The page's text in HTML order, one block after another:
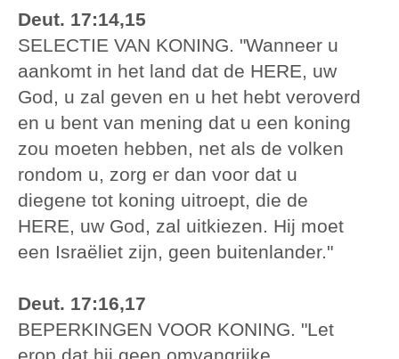
Deut. 17:14,15
SELECTIE VAN KONING. "Wanneer u
aankomt in het land dat de HERE, uw
God, u zal geven en u het hebt veroverd
en u bent van mening dat u een koning
zou moeten hebben, net als de volken
rondom u, zorg er dan voor dat u
diegene tot koning uitroept, die de
HERE, uw God, zal uitkiezen. Hij moet
een Israëliet zijn, geen buitenlander."
Deut. 17:16,17
BEPERKINGEN VOOR KONING. "Let